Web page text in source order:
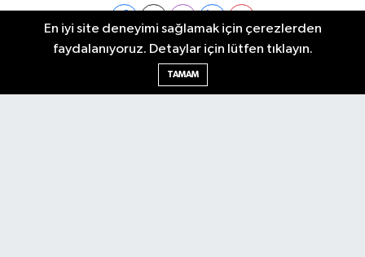
Ankara Nöbetçi Eczaneler
En iyi site deneyimi sağlamak için çerezlerden
faydalanıyoruz. Detaylar için lütfen tıklayın.
TAMAM